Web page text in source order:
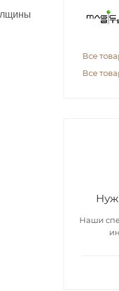
Все
Все
Наши